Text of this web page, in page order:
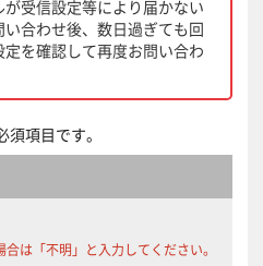
受信設定等により届かない
合わせ後、数日過ぎても回
を確認して再度お問い合わ
項目です。
は「不明」と入力してください。